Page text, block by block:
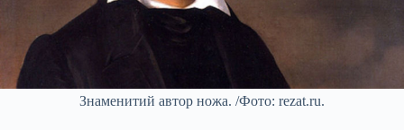
Знаменитий автор ножа. /Фото: rezat.ru.